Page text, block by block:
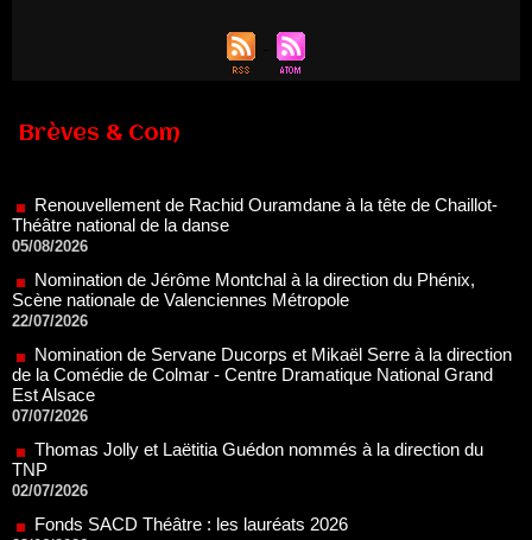
Brèves & Com
Renouvellement de Rachid Ouramdane à la tête de Chaillot-
Nomination de Jérôme Montchal à la direction du Phénix,
Scène nationale de Valenciennes Métropole
Nomination de Servane Ducorps et Mikaël Serre à la direction
de la Comédie de Colmar - Centre Dramatique National Grand
07/07/2026
Thomas Jolly et Laëtitia Guédon nommés à la direction du
TNP
Fonds SACD Théâtre : les lauréats 2026
23/06/2026
Dispositif ARTCENA Écrire pour le cirque, les lauréats 2026 !